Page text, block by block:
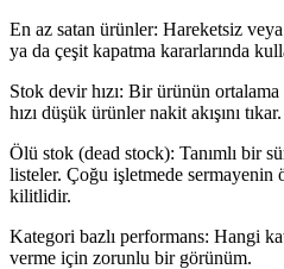
En az satan ürünler: Hareketsiz
ya da çeşit kapatma kararlarında
Stok devir hızı: Bir ürünün
hızı düşük ürünler nakit akışını tıkar.
Ölü stok (dead stock): Tanımlı bir
listeler. Çoğu işletmede
kilitlidir.
Kategori bazlı performans: Hangi
verme için zorunlu bir görünüm.